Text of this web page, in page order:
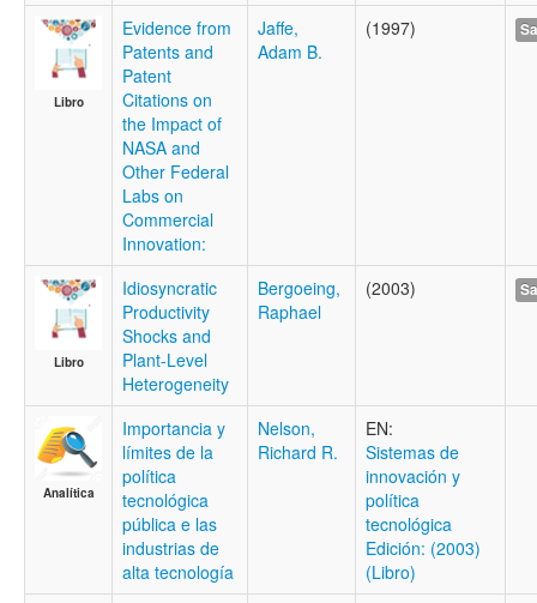
Libro
Evidence from
Patents and
Patent
Citations on
the Impact of
NASA and
Other Federal
Labs on
Commercial
Innovation:
Jaffe,
Adam B.
(1997)
Libro
Idiosyncratic
Productivity
Shocks and
Plant-Level
Heterogeneity
Bergoeing,
Raphael
(2003)
Analítica
Importancia y
límites de la
política
tecnológica
pública e las
industrias de
alta tecnología
Nelson,
Richard R.
EN:
Sistemas de
innovación y
política
tecnológica
Edición: (2003)
(Libro)